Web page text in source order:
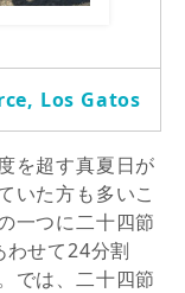
Los Gatos
を超す真夏日が
いた方も多いこ
一つに二十四節
せて24分割
では、二十四節